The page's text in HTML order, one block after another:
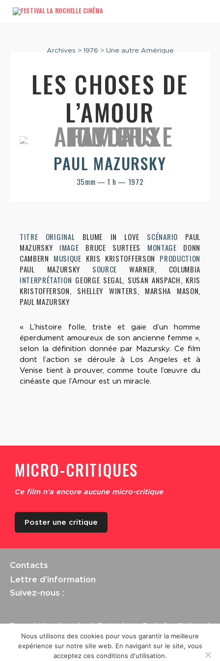
Archives > 1976 > Une autre Amérique
LES CHOSES DE
L’AMOUR
PAUL MAZURSKY
35mm — 1 h — 1972
TITRE ORIGINAL BLUME IN LOVE SCÉNARIO PAUL
MAZURSKY IMAGE BRUCE SURTEES MONTAGE DONN
CAMBERN MUSIQUE KRIS KRISTOFFERSON PRODUCTION
PAUL MAZURSKY SOURCE WARNER, COLUMBIA
INTERPRÉTATION GEORGE SEGAL, SUSAN ANSPACH, KRIS
KRISTOFFERSON, SHELLEY WINTERS, MARSHA MASON,
PAUL MAZURSKY
« L’histoire folle, triste et gaie d’un homme
éperdument amoureux de son ancienne femme »,
selon la définition donnée par Mazursky. Ce film
dont l’action se déroule à Los Angeles et à
Venise tient à prouver, comme toute l’œuvre du
cinéaste que l’Amour est un miracle.
MICRO-CRITIQUES
Ce film n'a encore aucune micro-critique
Poster une critique
Contacts
Lettre d’information
Suivez-nous :
Tous droits réservés | Festival La Rochelle Cinéma |
International Film Festival – Mentions légales –Conditions
générales de vente
Crédits site : Marine Breton, design ;Etienne Delcambre,
Nous utilisons des cookies pour vous garantir la meilleure
expérience sur notre site web. En navigant sur le site, vous
acceptez ces conditions d'utilisation.